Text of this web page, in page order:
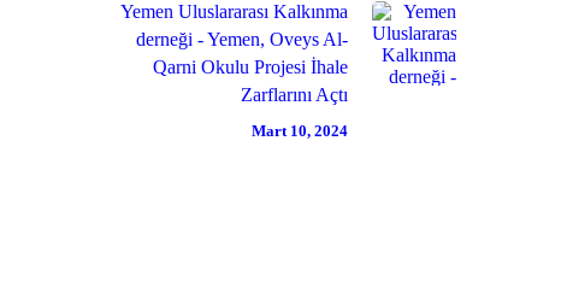
Yemen Uluslararası Kalkınma
derneği - Yemen, Oveys Al-
Qarni Okulu Projesi İhale
Zarflarını Açtı
Mart 10, 2024